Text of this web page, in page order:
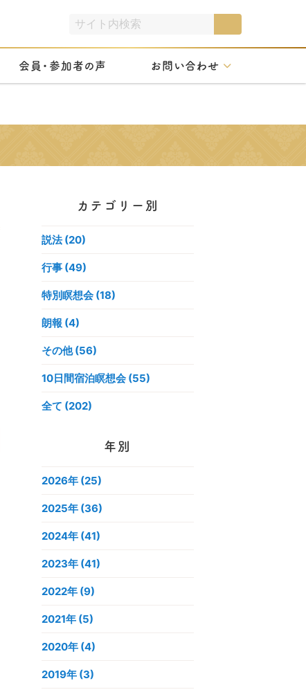
会員・参加者の声 お問い合わせ
カテゴリー別
説法 (20)
行事 (49)
特別瞑想会 (18)
朗報 (4)
その他 (56)
10日間宿泊瞑想会 (55)
全て (202)
年別
2026年 (25)
2025年 (36)
2024年 (41)
2023年 (41)
2022年 (9)
2021年 (5)
2020年 (4)
2019年 (3)